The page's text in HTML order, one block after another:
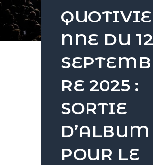
QUOTIVIE
NNE DU 12
SEPTEMB
RE 2025 :
SORTIE
D’ALBUM
POUR LE